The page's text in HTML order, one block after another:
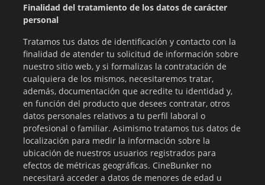
Finalidad del tratamiento de los datos de carácter
personal
Tratamos tus datos de identificación y contacto con la
finalidad de atender tu solicitud de información sobre
nuestro sitio web, y si formalizas la contratación de
cualquiera de los mismos, necesitaremos tratar,
además, documentación que acredite tu identidad y,
en función del producto que desees contratar, otros
datos personales relativos a tu perfil laboral o
profesional o familiar. Asimismo tratamos tus datos de
localización para medir la información sobre la
ubicación de nuestros usuarios registrados para
efectos de métricas geográficas. CineBunker no
necesitará acceder a datos de menores de edad u